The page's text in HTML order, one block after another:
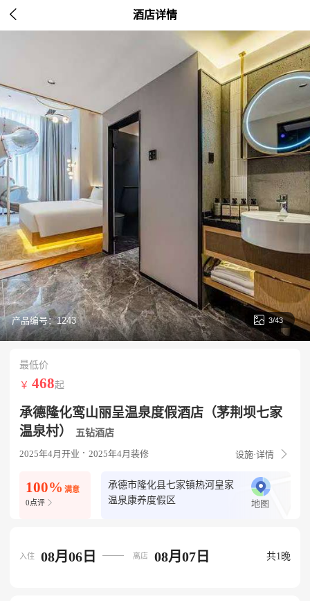
 酒店详情
产品编号：1243  4/43
最低价
￥ 468起
承德隆化鸾山丽呈温泉度假酒店（茅荆坝七家
温泉村）
五钻酒店
2025年4月开业
2025年4月装修 设施·详情 
100% 满意
0点评 
承德市隆化县七家镇热河皇家
温泉康养度假区
地图
入住 08月06日 离店 08月07日 共1晚